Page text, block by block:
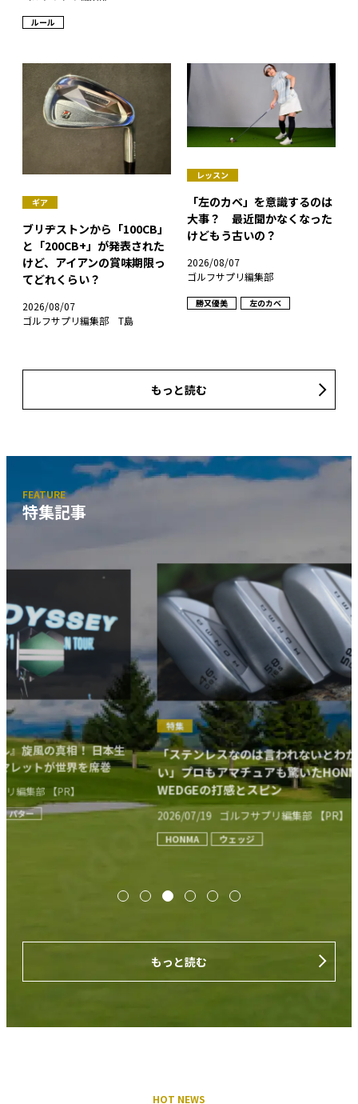
ルール
ギア
ブリヂストンから「100CB」
と「200CB+」が発表された
けど、アイアンの賞味期限っ
てどれくらい？
2026/08/07
ゴルフサプリ編集部 T島
レッスン
「左のカベ」を意識するのは
大事？ 最近聞かなくなった
けどもう古いの？
2026/08/07
ゴルフサプリ編集部
勝又優美 左のカベ
もっと読む
特集記事
生
特集
「ステンレスなのは言われないとわからな
い」プロもアマチュアも驚いたHONMA
WEDGEの打感とスピン
ゴルフサプリ編集部 【PR】
特
「
は
もっと読む